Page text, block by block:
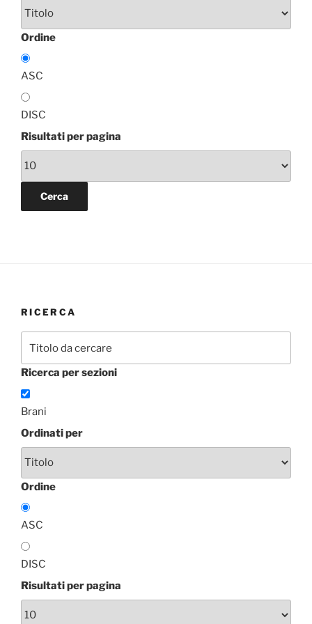
Ordine
ASC
DISC
Risultati per pagina
RICERCA
Ricerca per sezioni
Brani
Ordinati per
Ordine
ASC
DISC
Risultati per pagina